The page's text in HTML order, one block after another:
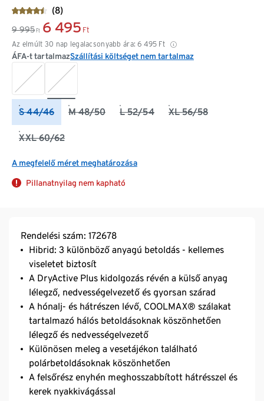
(8)
9 995 Ft 6 495 Ft
Az elmúlt 30 nap legalacsonyabb ára: 6 495 Ft
ÁFA-t tartalmazSzállítási költséget nem tartalmaz
S 44/46 M 48/50 L 52/54 XL 56/58
XXL 60/62
A megfelelő méret meghatározása
Pillanatnyilag nem kapható
Rendelési szám: 172678
Hibrid: 3 különböző anyagú betoldás - kellemes
viseletet biztosít
A DryActive Plus kidolgozás révén a külső anyag
lélegző, nedvességelvezető és gyorsan szárad
A hónalj- és hátrészen lévő, COOLMAX® szálakat
tartalmazó hálós betoldásoknak köszönhetően
lélegző és nedvességelvezető
Különösen meleg a vesetájékon található
polárbetoldásoknak köszönhetően
A felsőrész enyhén meghosszabbított hátrésszel és
kerek nyakkivágással